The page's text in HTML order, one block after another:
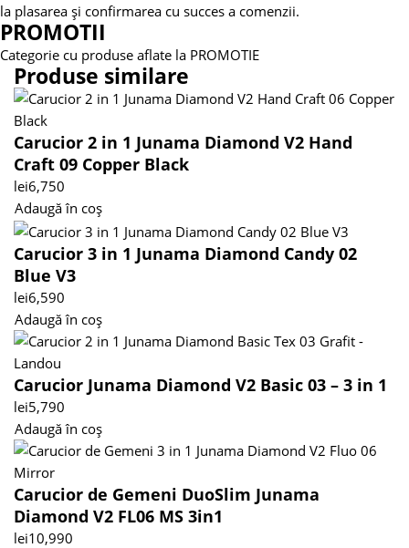
la plasarea și confirmarea cu succes a comenzii.
PROMOTII
Categorie cu produse aflate la PROMOTIE
Produse similare
Carucior 2 in 1 Junama Diamond V2 Hand
Craft 09 Copper Black
lei6,750
Adaugă în coș
Carucior 3 in 1 Junama Diamond Candy 02
Blue V3
lei6,590
Adaugă în coș
Carucior Junama Diamond V2 Basic 03 – 3 in 1
lei5,790
Adaugă în coș
Carucior de Gemeni DuoSlim Junama
Diamond V2 FL06 MS 3in1
lei10,990